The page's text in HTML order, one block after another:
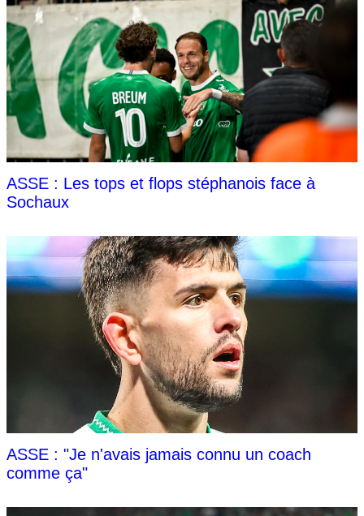
ASSE : Les tops et flops stéphanois face à
Sochaux
ASSE : "Je n'avais jamais connu un coach
comme ça"